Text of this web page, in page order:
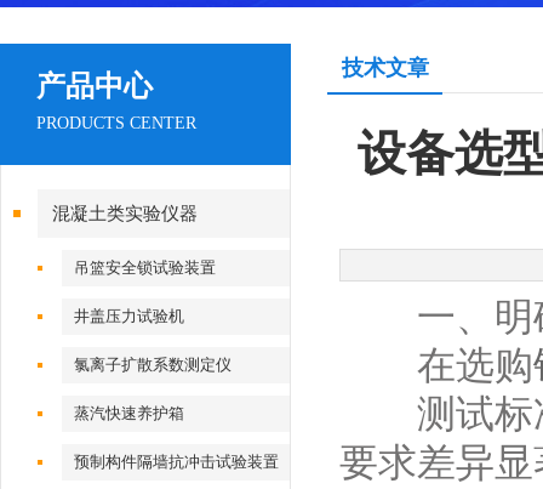
技术文章
设备选
一、明确
在选购
测试标准
要求差异显
产品中心
PRODUCTS CENTER
混凝土类实验仪器
吊篮安全锁试验装置
井盖压力试验机
氯离子扩散系数测定仪
蒸汽快速养护箱
预制构件隔墙抗冲击试验装置